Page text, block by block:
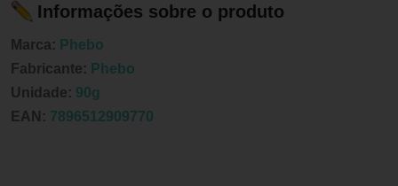
Informações sobre o produto
Marca: Phebo
Fabricante: Phebo
Unidade: 90g
EAN: 7896512909770